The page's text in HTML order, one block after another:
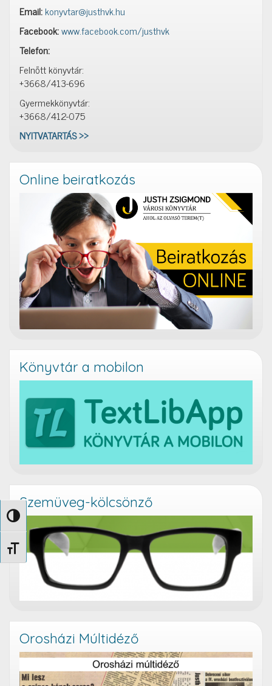
Nagy kontraszt váltása
Betűméret váltása
Email:konyvtar@justhvk.hu
Facebook:www.facebook.com/justhvk
Telefon:
Felnőtt könyvtár:
+3668/413-696
Gyermekkönyvtár:
+3668/412-075
NYITVATARTÁS >>
Online beiratkozás
Könyvtár a mobilon
Szemüveg-kölcsönző
Orosházi Múltidéző